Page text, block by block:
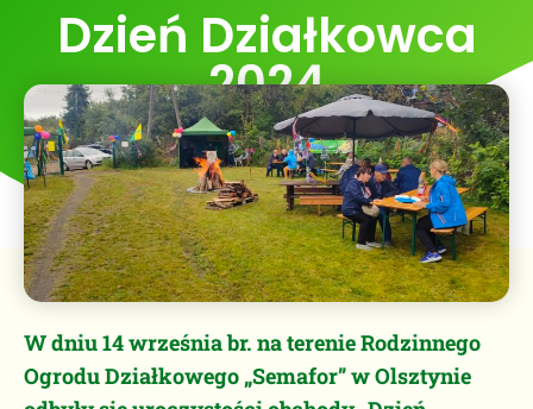
Dzień Działkowca
2024
14 września, 2024
W dniu 14 września br. na terenie Rodzinnego
Ogrodu Działkowego „Semafor” w Olsztynie